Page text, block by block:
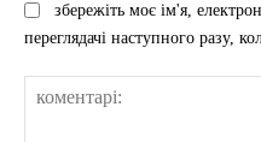
збережіть моє ім'я,
переглядачі наступного разу,